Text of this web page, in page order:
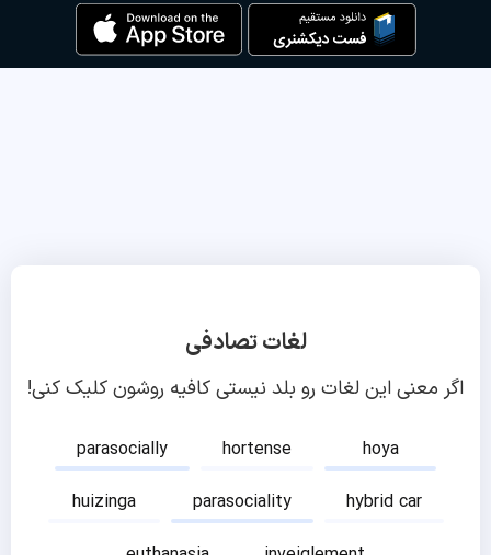
لغات تصادفی
اگر معنی این لغات رو بلد نیستی کافیه روشون کلیک کنی!
parasocially hortense
hoya
huizinga
parasociality
hybrid car